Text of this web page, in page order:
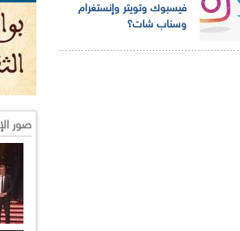
فيسبوك وتويتر وإنستغرام
وسناب شات؟
صور